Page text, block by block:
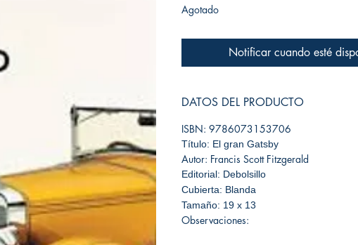
Agotado
Notificar cuando esté
DATOS DEL PRODUCTO
ISBN: 9786073153706
Título: El gran Gatsby
Autor: Francis Scott Fitzgerald
Editorial: Debolsillo
Cubierta: Blanda
Tamaño: 19 x 13
Observaciones: